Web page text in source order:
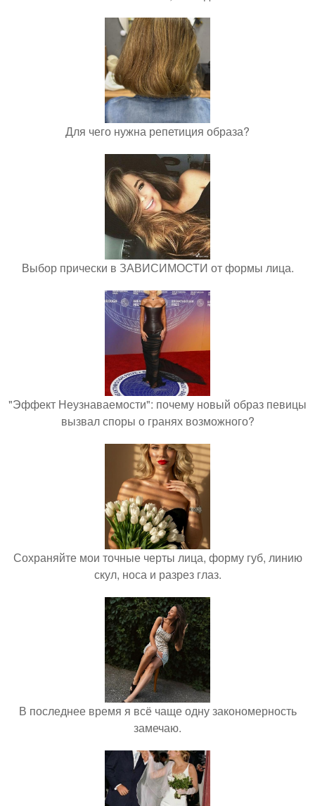
Для чего нужна репетиция образа?
Выбор прически в ЗАВИСИМОСТИ от формы лица.
"Эффект Неузнаваемости": почему новый образ певицы
вызвал споры о гранях возможного?
Сохраняйте мои точные черты лица, форму губ, линию
скул, носа и разрез глаз.
В последнее время я всё чаще одну закономерность
замечаю.